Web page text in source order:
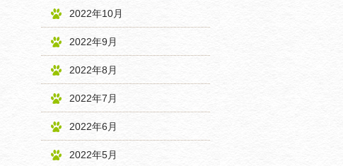
2022年10月
2022年9月
2022年8月
2022年7月
2022年6月
2022年5月